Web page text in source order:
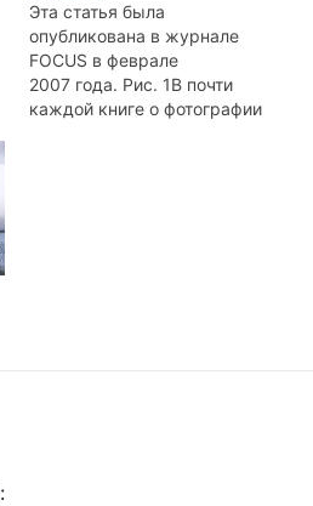
Эта статья была
опубликована в журнале
FOCUS в феврале
2007 года. Рис. 1В почти
каждой книге о фотографии
: